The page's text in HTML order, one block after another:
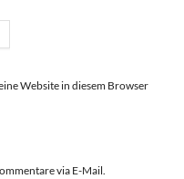
Website in diesem Browser
via E-Mail.